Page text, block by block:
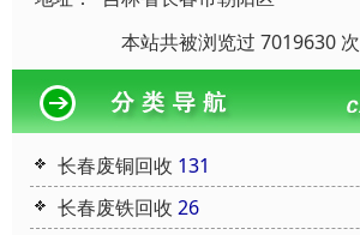
本站共被浏览过 7019630 次
长春废铜回收 131
长春废铁回收 26